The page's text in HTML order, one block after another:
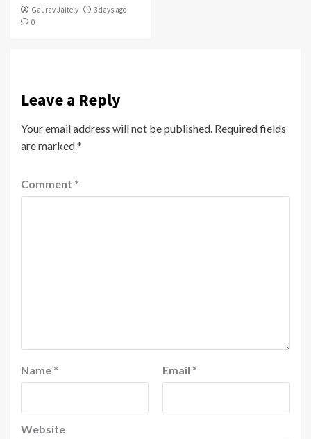
Gaurav Jaitely
3 days ago
0
Leave a Reply
Your email address will not be published. Required fields
are marked*
Comment *
Name * Email *
Website